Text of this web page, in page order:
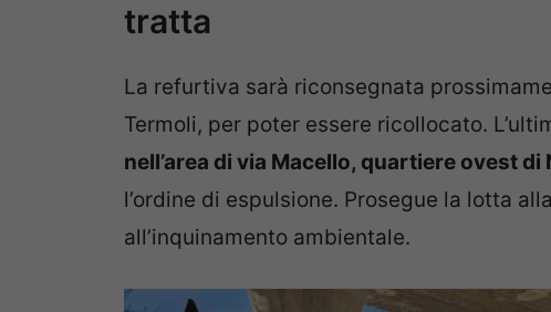
tratta
La refurtiva sarà riconsegnata
Termoli, per poter essere ricollocato.
nell’area di via Macello, quartiere ovest di
l’ordine di espulsione. Prosegue la lotta
all’inquinamento ambientale.